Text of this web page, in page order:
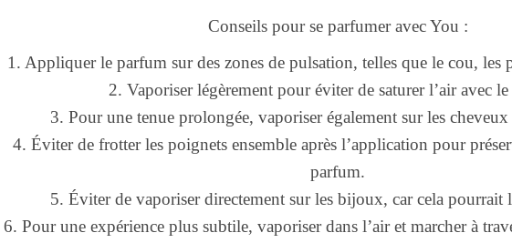
Conseils pour se parfumer avec You :
1. Appliquer le parfum sur des zones de pulsation, telles que le cou, les
2. Vaporiser légèrement pour éviter de saturer l’air avec
3. Pour une tenue prolongée, vaporiser également sur les cheveux
4. Éviter de frotter les poignets ensemble après l’application pour
parfum.
5. Éviter de vaporiser directement sur les bijoux, car cela pourrait
6. Pour une expérience plus subtile, vaporiser dans l’air et marcher à